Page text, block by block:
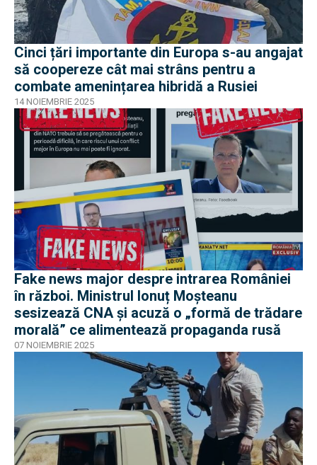
Cinci țări importante din Europa s-au angajat
să coopereze cât mai strâns pentru a
combate amenințarea hibridă a Rusiei
14 NOIEMBRIE 2025
Fake news major despre intrarea României
în război. Ministrul Ionuț Moșteanu
sesizează CNA și acuză o „formă de trădare
morală” ce alimentează propaganda rusă
07 NOIEMBRIE 2025